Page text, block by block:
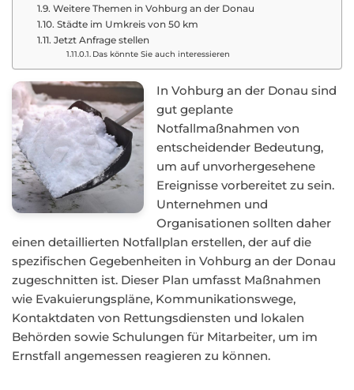
Weitere Themen in Vohburg an der Donau
Städte im Umkreis von 50 km
Jetzt Anfrage stellen
Das könnte Sie auch interessieren
In Vohburg an der Donau sind
gut geplante
Notfallmaßnahmen von
entscheidender Bedeutung,
um auf unvorhergesehene
Ereignisse vorbereitet zu sein.
Unternehmen und
Organisationen sollten daher
einen detaillierten Notfallplan erstellen, der auf die
spezifischen Gegebenheiten in Vohburg an der Donau
zugeschnitten ist. Dieser Plan umfasst Maßnahmen
wie Evakuierungspläne, Kommunikationswege,
Kontaktdaten von Rettungsdiensten und lokalen
Behörden sowie Schulungen für Mitarbeiter, um im
Ernstfall angemessen reagieren zu können.